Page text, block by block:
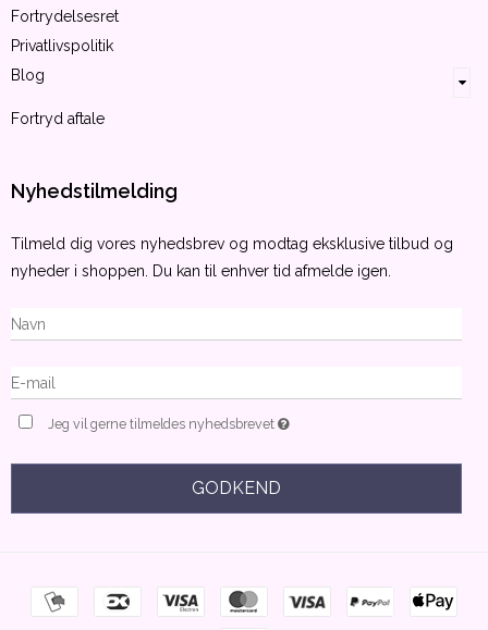
Fortrydelsesret
Privatlivspolitik
Blog
Fortryd aftale
Nyhedstilmelding
Tilmeld dig vores nyhedsbrev og modtag eksklusive tilbud og
nyheder i shoppen. Du kan til enhver tid afmelde igen.
Jeg vil gerne tilmeldes nyhedsbrevet
GODKEND